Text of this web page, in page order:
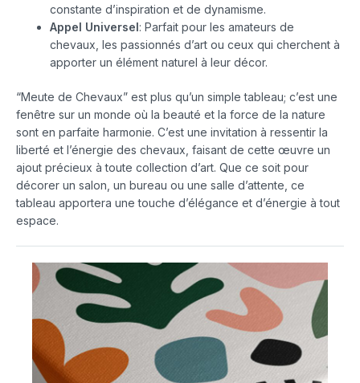
constante d’inspiration et de dynamisme.
Appel Universel: Parfait pour les amateurs de
chevaux, les passionnés d’art ou ceux qui cherchent à
apporter un élément naturel à leur décor.
“Meute de Chevaux” est plus qu’un simple tableau; c’est une
fenêtre sur un monde où la beauté et la force de la nature
sont en parfaite harmonie. C’est une invitation à ressentir la
liberté et l’énergie des chevaux, faisant de cette œuvre un
ajout précieux à toute collection d’art. Que ce soit pour
décorer un salon, un bureau ou une salle d’attente, ce
tableau apportera une touche d’élégance et d’énergie à tout
espace.